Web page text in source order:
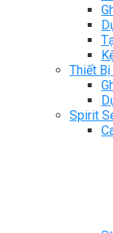
Thiết
Spirit